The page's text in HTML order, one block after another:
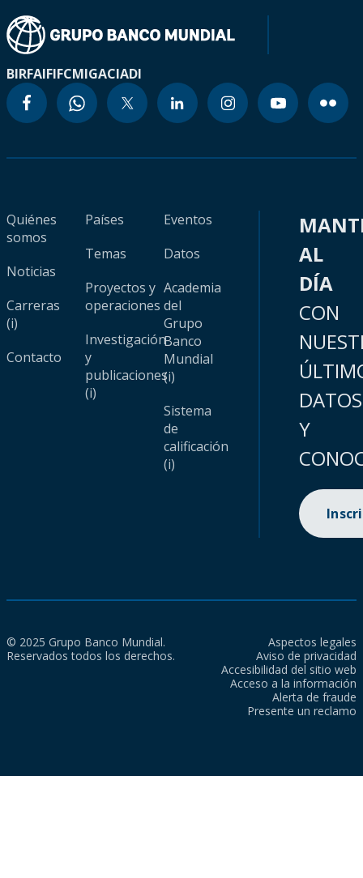
BIRFAIFIFCMIGACIADI
Quiénes
somos
Noticias
Carreras
(i)
Contacto
Países
Temas
Proyectos y
operaciones
Investigación
y
publicaciones
(i)
Eventos
Datos
Academia
del
Grupo
Banco
Mundial
(i)
Sistema
de
calificación
(i)
AL
DÍA
CON
DATOS
Y
© 2025 Grupo Banco Mundial.
Reservados todos los derechos.
Aspectos legales
Aviso de privacidad
Accesibilidad del sitio web
Acceso a la información
Alerta de fraude
Presente un reclamo